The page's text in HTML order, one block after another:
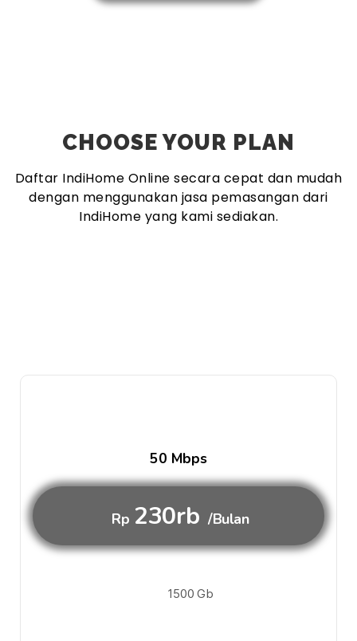
CHOOSE YOUR PLAN
Daftar IndiHome Online secara cepat dan mudah
dengan menggunakan jasa pemasangan dari
IndiHome yang kami sediakan.
50 Mbps
Rp 230rb /Bulan
1500 Gb